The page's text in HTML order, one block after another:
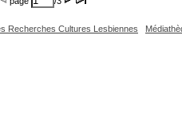
Recherches Cultures Lesbiennes